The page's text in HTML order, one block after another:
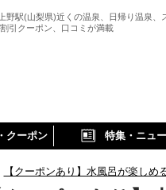
野駅(山梨県)近くの温泉、日帰り温泉、
引クーポン、口コミが満載
クーポン 特集・ニュ
【クーポンあり】水風呂が楽し